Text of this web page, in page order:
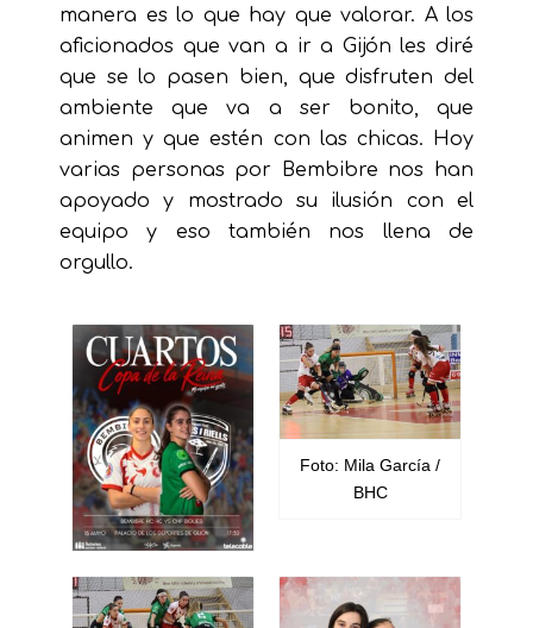
manera es lo que hay que valorar. A los
aficionados que van a ir a Gijón les diré
que se lo pasen bien, que disfruten del
ambiente que va a ser bonito, que
animen y que estén con las chicas. Hoy
varias personas por Bembibre nos han
apoyado y mostrado su ilusión con el
equipo y eso también nos llena de
orgullo.
Foto: Mila García /
BHC